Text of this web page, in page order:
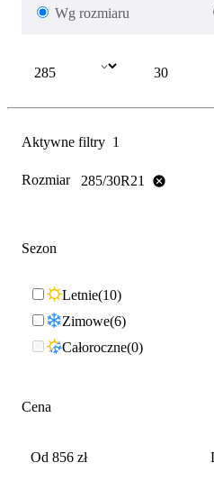
Wg rozmiaru
Aktywne filtry 1
Rozmiar 285/30R21
Sezon
Letnie 10
Zimowe 6
Całoroczne 0
Cena